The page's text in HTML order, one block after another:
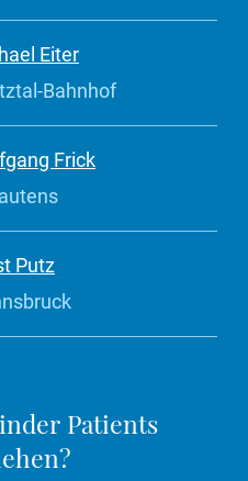
Eiter
Bahnhof
Frick
Putz
Patients